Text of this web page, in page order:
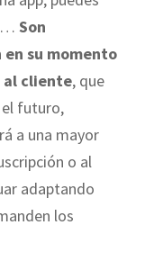
Son
su momento
al cliente, que
futuro,
a una mayor
o al
adaptando
los